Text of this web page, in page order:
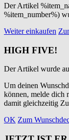
Der Artikel
%item_number%)
Weiter einkaufen
HIGH FIVE!
Der Artikel wurde
Um deinen
können, melde dich
damit gleichzeitig
OK Zum